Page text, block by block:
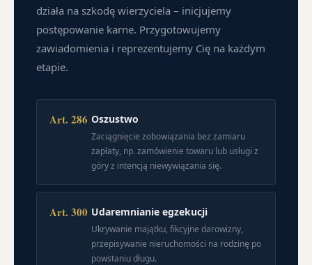
działa na szkodę wierzyciela – inicjujemy
postępowanie karne. Przygotowujemy
zawiadomienia i reprezentujemy Cię na każdym
etapie.
Art. 286 Oszustwo
Zaciągnięcie zobowiązania bez zamiaru
zapłaty, np. zamówienie towaru lub usługi z
góry z intencją niewywiązania się.
Art. 300 Udaremnianie egzekucji
Ukrywanie majątku, fikcyjne darowizny,
przepisywanie nieruchomości na rodzinę po
powstaniu długu.